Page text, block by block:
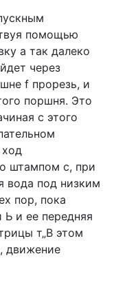
помощью
а так далеко
через
f прорезь, и
поршня. Это
с этого
штампом с, при
вода под низким
пор, пока
Ь и ее передняя
т„В этом
движение